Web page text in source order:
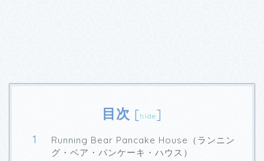
目次 [hide]
Running Bear Pancake House（ランニン
グ・ベア・パンケーキ・ハウス）